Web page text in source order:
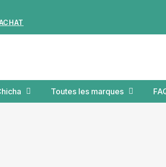
Toutes les marques